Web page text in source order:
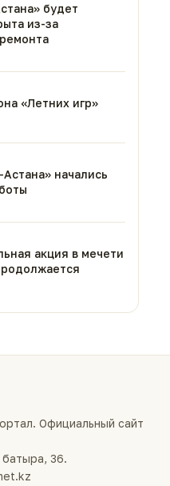
будет
из-за
«Летних игр»
начались
акция в мечети
Официальный сайт
36.